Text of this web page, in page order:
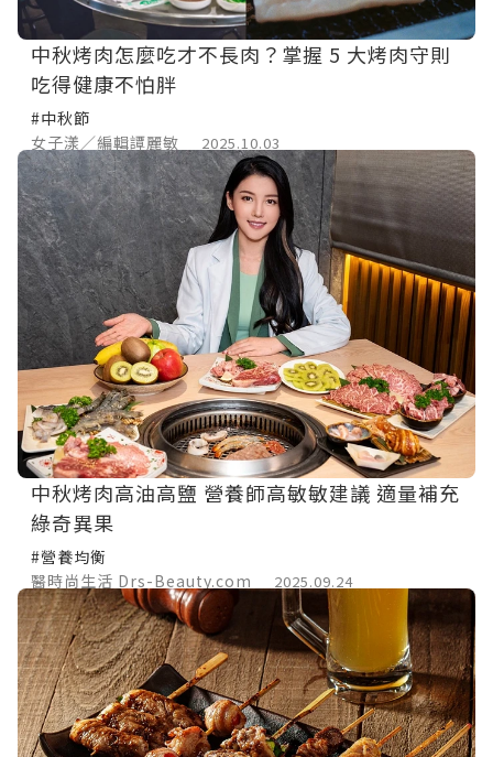
中秋烤肉怎麼吃才不長肉？掌握 5 大烤肉守則
吃得健康不怕胖
#中秋節
女子漾／編輯譚麗敏
2025.10.03
中秋烤肉高油高鹽 營養師高敏敏建議 適量補充
綠奇異果
#營養均衡
醫時尚生活 Drs-Beauty.com
2025.09.24